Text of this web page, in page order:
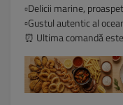
▫️Delicii marine,
▫️Gustul autentic al
⏰ Ultima comandă